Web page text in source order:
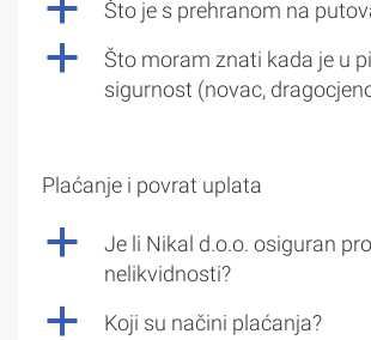
a Što je s prehranom na
a
Što moram znati kada je u
sigurnost (novac,
Plaćanje i povrat uplata
a
Je li Nikal d.o.o. osiguran
nelikvidnosti?
a Koji su načini plaćanja?